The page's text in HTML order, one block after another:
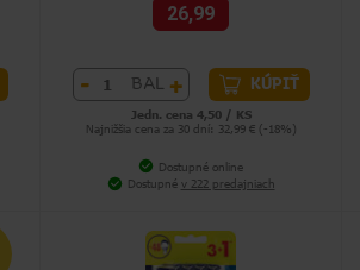
26,99
- BAL + KÚPIŤ
Jedn. cena 4,50 / KS
Najnižšia cena za 30 dní: 32,99 € (-18%)
Dostupné online
Dostupné v 222 predajniach